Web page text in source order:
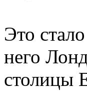
Это
него
столицы